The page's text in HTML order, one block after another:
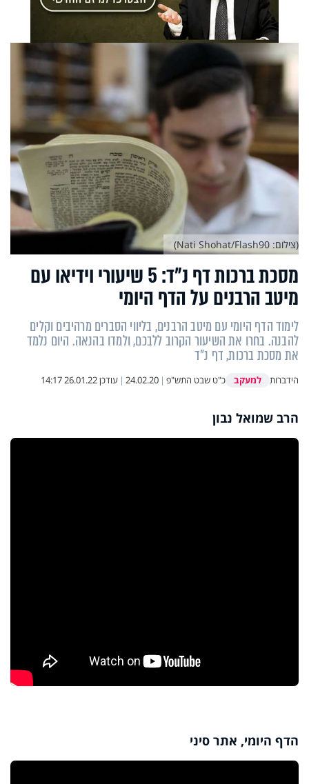
מסכת ברכות דף נ"ד: 5 שיעורי וידיאו עם
מיטב הרבנים על הדף היומי
לימוד הדף היומי עם מיטב הרבנים, בליווי הסברים מרהיבים וקלים
להבנה. בחרו את השיעור הקרוב ללבכם, ולמדו בהנאה. היום נלמד
את מסכת ברכות, דף נ"ד
הידברות למעקב כ"ט שבט התש"פ |
24.02.20
| עודכן26.01.22 14:17
(צילום: Nati Shohat/Flash90)
הרב שמואל נבון
הדף היומי, אתר סיני